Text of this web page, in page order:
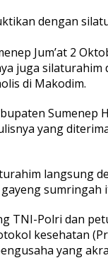
dengan
Jum’at 2
juga silaturahim
di Makodim.
Sumenep
yang
langsung
sumringah
TNI-Polri dan
kesehatan
yang